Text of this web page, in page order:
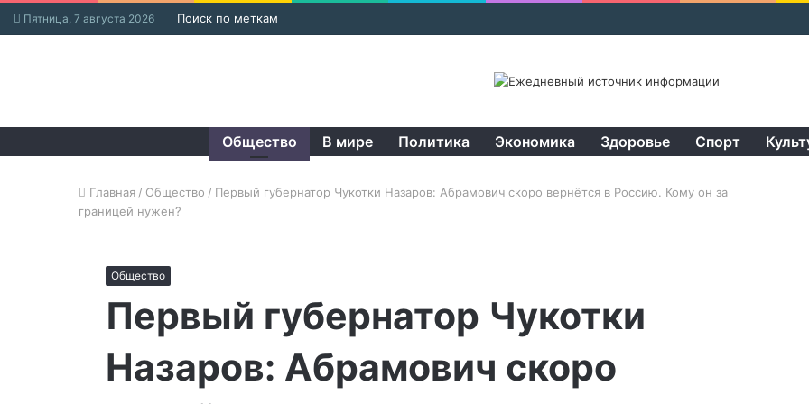
Пятница, 7 августа 2026 Поиск по меткам
Общество В мире Политика Экономика Здоровье Спорт
Главная / Общество / Первый губернатор Чукотки Назаров: Абрамович скоро вернётся в Россию. Кому он за
границей нужен?
Общество
Первый губернатор Чукотки
Назаров: Абрамович скоро